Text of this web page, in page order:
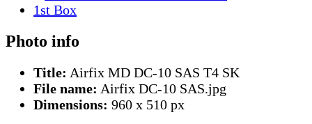
Photo info
Title: Airfix MD DC-10 SAS T4 SK
File name: Airfix DC-10 SAS.jpg
Dimensions: 960 x 510 px